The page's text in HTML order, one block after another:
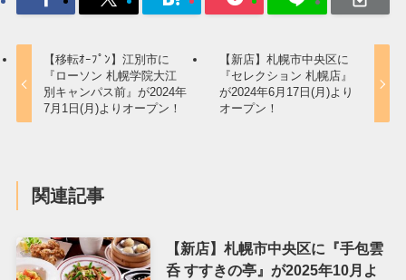
【移転ｵｰﾌﾟﾝ】江別市に
『ローソン 札幌学院大江
別キャンパス前』が2024年
7月1日(月)よりオープン！
【新店】札幌市中央区に
『セレクション 札幌店』
が2024年6月17日(月)より
オープン！
関連記事
【新店】札幌市中央区に『手包雲
呑 すすきの亭』が2025年10月よ